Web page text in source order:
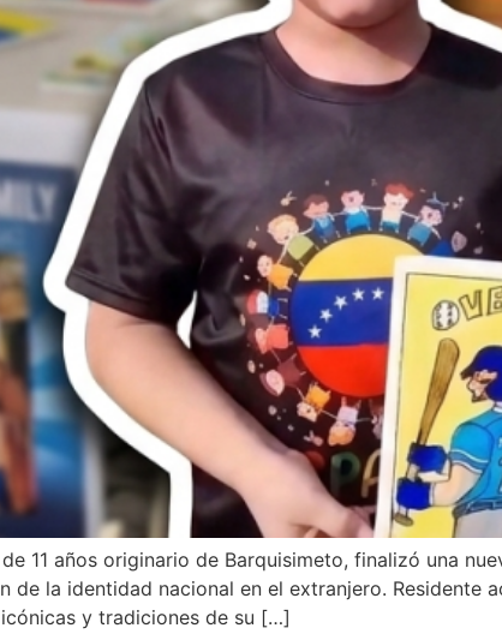
11 años originario de Barquisimeto, finalizó una
la identidad nacional en el extranjero. Residente
y tradiciones de su […]